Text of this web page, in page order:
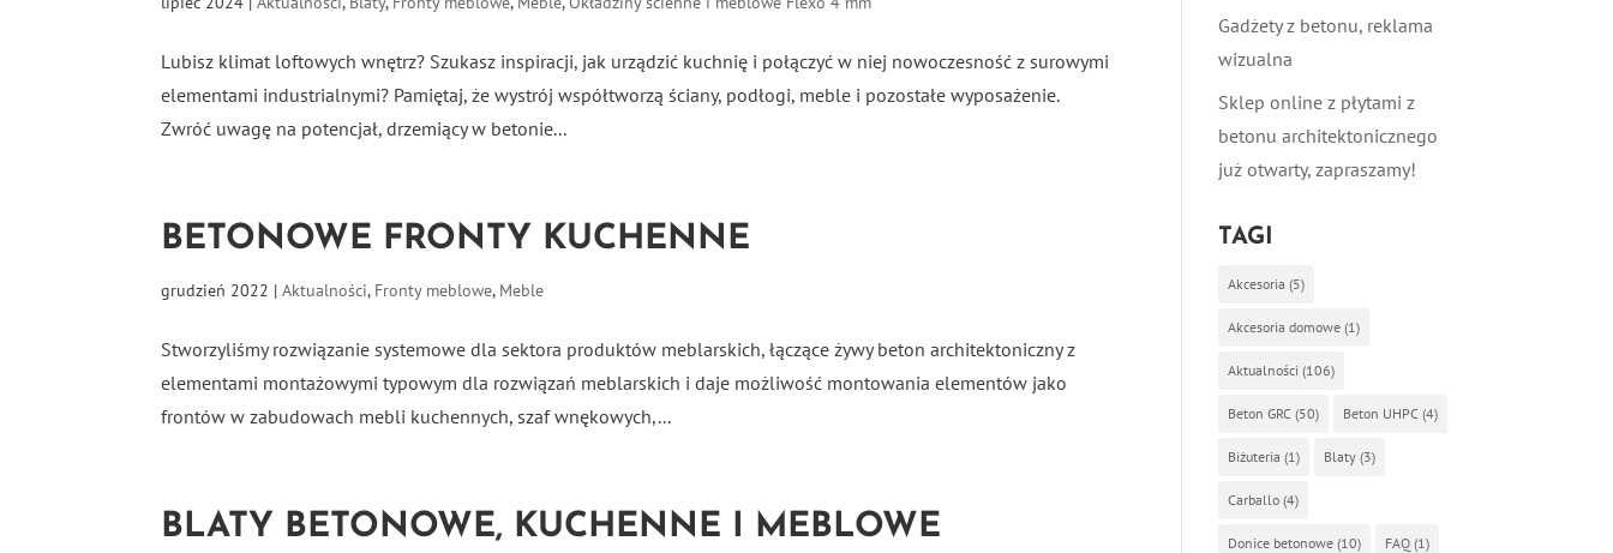
Lubisz klimat loftowych wnętrz? Szukasz inspiracji, jak urządzić kuchnię i połączyć w niej nowoczesność z surowymi
elementami industrialnymi? Pamiętaj, że wystrój współtworzą ściany, podłogi, meble i pozostałe wyposażenie.
Zwróć uwagę na potencjał, drzemiący w betonie...
BETONOWE FRONTY KUCHENNE
grudzień 2022 |Aktualności, Fronty meblowe, Meble
Stworzyliśmy rozwiązanie systemowe dla sektora produktów meblarskich, łączące żywy beton architektoniczny z
elementami montażowymi typowym dla rozwiązań meblarskich i daje możliwość montowania elementów jako
frontów w zabudowach mebli kuchennych, szaf wnękowych,...
BLATY BETONOWE, KUCHENNE I MEBLOWE
Gadżety z betonu, reklama
wizualna
Sklep online z płytami z
betonu architektonicznego
już otwarty, zapraszamy!
TAGI
Akcesoria (5)
Akcesoria domowe (1)
Aktualności (106)
Beton GRC (50) Beton UHPC (4)
Biżuteria (1) Blaty (3)
Carballo (4)
Donice betonowe (10) FAQ (1)